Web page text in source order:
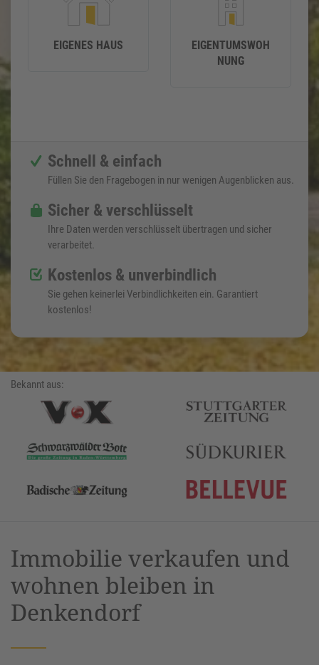
EIGENES HAUS
EIGENTUMSWOH
NUNG
Schnell & einfach
Füllen Sie den Fragebogen in nur wenigen Augenblicken aus.
Sicher & verschlüsselt
Ihre Daten werden verschlüsselt übertragen und sicher
verarbeitet.
Kostenlos & unverbindlich
Sie gehen keinerlei Verbindlichkeiten ein. Garantiert
kostenlos!
Bekannt aus:
Immobilie verkaufen und
wohnen bleiben in
Denkendorf